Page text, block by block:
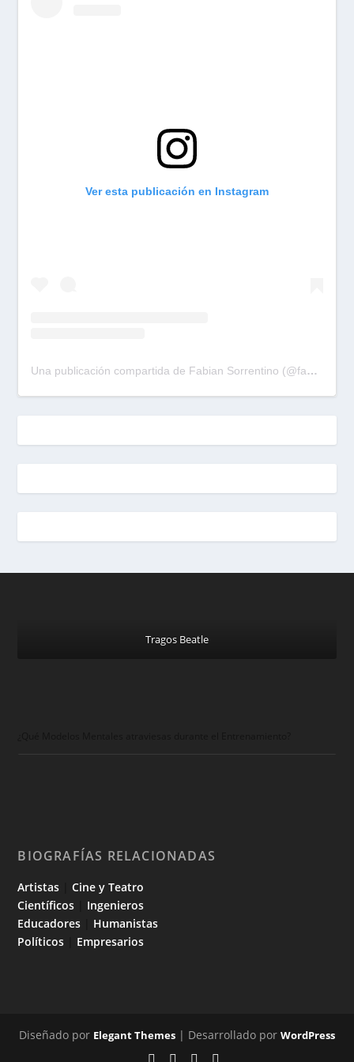
Ver esta publicación en Instagram
Una publicación compartida de Fabian Sorrentino (@fabiansonria)
Tragos Beatle
BIOGRAFÍAS RELACIONADAS
Artistas |Cine y Teatro
Científicos
Ingenieros
Educadores
Humanistas
Políticos
Empresarios
Diseñado por Elegant Themes | Desarrollado por WordPress